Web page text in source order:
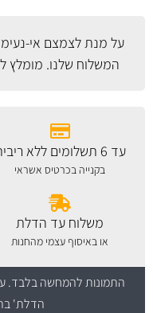
על מנת לצמצם אי-
המשלוח שלנו. מומלץ
עד 6 תשלומים ללא ריבית
בקנייה בכרטיס אשראי
משלוח עד הדלת
או באיסוף עצמי מהחנות
התמונות להמחשה בלבד.
הדלת'